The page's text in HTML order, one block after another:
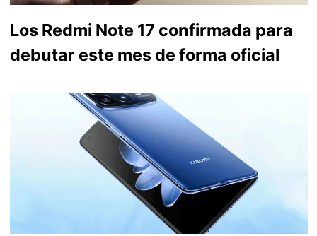
Los Redmi Note 17 confirmada para
debutar este mes de forma oficial